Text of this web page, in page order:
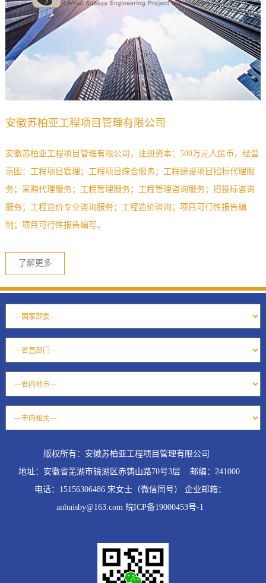
安徽苏柏亚工程项目管理有限公司
安徽苏柏亚工程项目管理有限公司，注册资本：500万元人民币，经营
范围：工程项目管理；工程项目综合服务；工程建设项目招标代理服
务；采购代理服务；工程管理服务；工程管理咨询服务；招投标咨询
服务；工程造价专业咨询服务；工程造价咨询；项目可行性报告编
制；项目可行性报告编写。
了解更多
版权所有：安徽苏柏亚工程项目管理有限公司
地址：安徽省芜湖市镜湖区赤铸山路70号3层 邮编：241000
电话：15156306486 宋女士（微信同号） 企业邮箱：
anhuisby@163.com 皖ICP备19000453号-1